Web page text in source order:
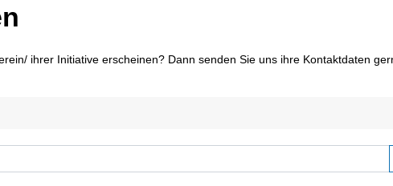
ihrer Initiative erscheinen? Dann senden Sie uns ihre Kontaktdaten